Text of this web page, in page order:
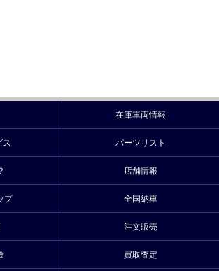
在庫車両情報
ス パーツリスト
店舗情報
プ 全国納車
注文販売
買取査定